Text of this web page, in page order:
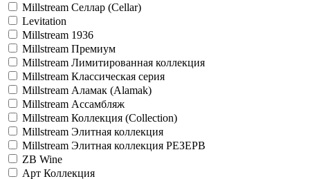
Millstream Селлар (Cellar)
Levitation
Millstream 1936
Millstream Премиум
Millstream Лимитированная коллекция
Millstream Классическая серия
Millstream Аламак (Alamak)
Millstream Ассамбляж
Millstream Коллекция (Collection)
Millstream Элитная коллекция
Millstream Элитная коллекция РЕЗЕРВ
ZB Wine
Арт Коллекция